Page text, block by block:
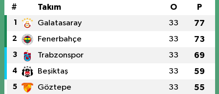
# Takım O P
1 Galatasaray 33 77
2 Fenerbahçe 33 73
3 Trabzonspor 33 69
4 Beşiktaş 33 59
5 Göztepe 33 55